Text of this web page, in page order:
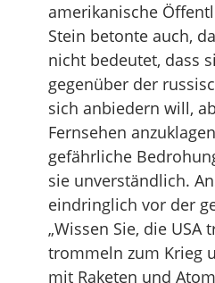
amerikanische
Stein betonte auch,
nicht bedeutet, dass
gegenüber der
sich anbiedern will,
Fernsehen
gefährliche
sie unverständlich.
eindringlich vor der
„Wissen Sie, die USA
trommeln zum Krieg
mit Raketen und